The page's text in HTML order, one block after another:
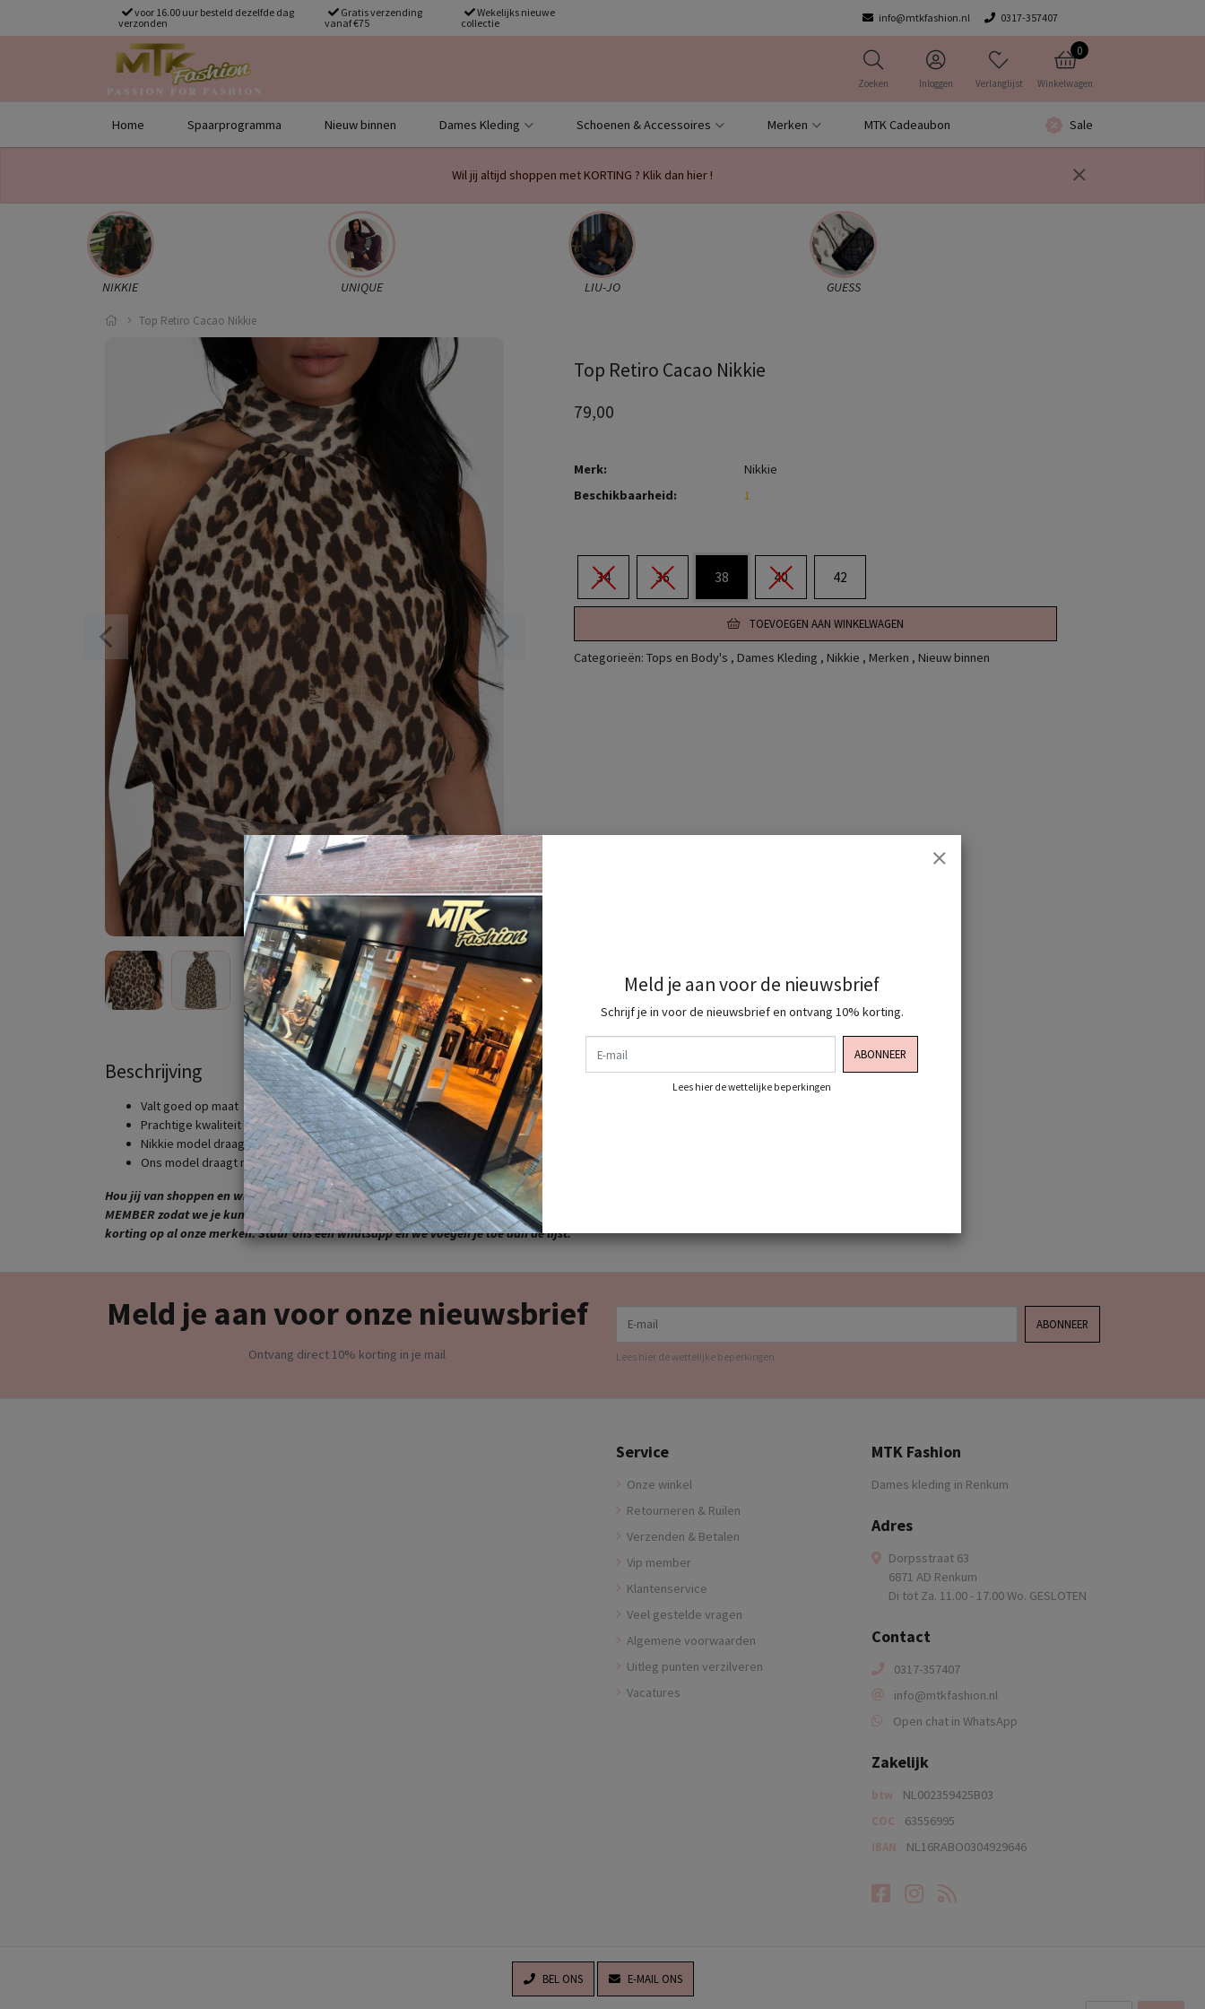
voor 16.00 uur besteld dezelfde dag
verzonden
Gratis verzending
vanaf €75
Wekelijks nieuwe
collectie
info@mtkfashion.nl 0317-357407
Zoeken Inloggen Verlanglijst
0
Winkelwagen
Home Spaarprogramma Nieuw binnen Dames Kleding Schoenen & Accessoires Merken MTK Cadeaubon Sale
Wil jij altijd shoppen met KORTING ? Klik dan hier !
NIKKIE UNIQUE LIU-JO GUESS
Top Retiro Cacao Nikkie
Top Retiro Cacao Nikkie
79,00
Merk:
Nikkie
Beschikbaarheid:
1
34 36 38 40 42
TOEVOEGEN AAN WINKELWAGEN
Categorieën: Tops en Body's , Dames Kleding , Nikkie , Merken , Nieuw binnen
Beschrijving
Valt goed op maat
Prachtige kwaliteit
Nikkie model draagt maat 34
Ons model draagt maat 36
Hou jij van shoppen en wil jij dit altijd graag bij MTK Fashion doen ? Meld je dan snel aan als VIP
MEMBER zodat we je kunnen toevoegen aan onze VIP LIJST want dan ontvang je standaard 10%
korting op al onze merken. Stuur ons een whatsapp en we voegen je toe aan de lijst.
Meld je aan voor onze nieuwsbrief
Ontvang direct 10% korting in je mail
E-mail
ABONNEER
Lees hier de wettelijke beperkingen
Service
Onze winkel
Retourneren & Ruilen
Verzenden & Betalen
Vip member
Klantenservice
Veel gestelde vragen
Algemene voorwaarden
Uitleg punten verzilveren
Vacatures
MTK Fashion
Dames kleding in Renkum
Adres
Dorpsstraat 63
6871 AD Renkum
Di tot Za. 11.00 - 17.00 Wo. GESLOTEN
Contact
0317-357407
info@mtkfashion.nl
Open chat in WhatsApp
Zakelijk
btw NL002359425B03
COC 63556995
IBAN NL16RABO0304929646
Facebook
Instagram
RSS-feed
BEL ONS E-MAIL ONS
Meld je aan voor de nieuwsbrief
Schrijf je in voor de nieuwsbrief en ontvang 10% korting.
E-mail
ABONNEER
Lees hier de wettelijke beperkingen